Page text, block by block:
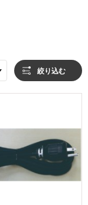
絞り込む